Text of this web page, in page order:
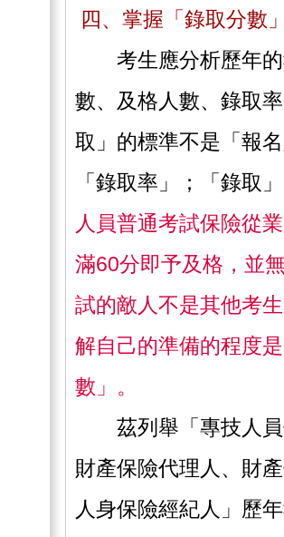
四、掌握「錄取分數
考生應分析歷年的
數、及格人數、錄取
取」的標準不是「報
「錄取率」；「錄取
人員普通考試保險從
滿60分即予及格，並
試的敵人不是其他考
解自己的準備的程度
數」。
茲列舉「專技人員
財產保險代理人、財
人身保險經紀人」歷